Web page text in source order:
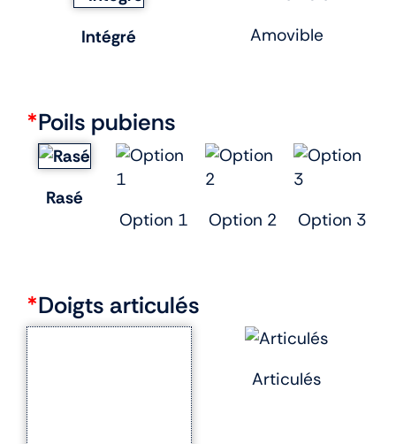
Intégré Amovible
*Poils pubiens
Rasé
Option 1
Option 2 Option 3
*Doigts articulés
Articulés